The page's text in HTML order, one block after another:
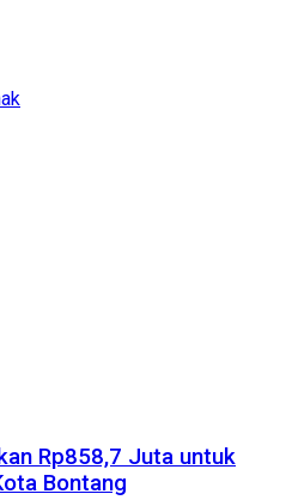
Rp858,7 Juta untuk
Bontang